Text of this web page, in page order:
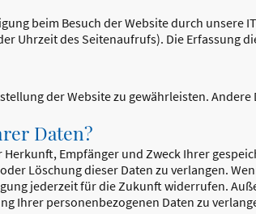
beim Besuch der Website durch unsere
Uhrzeit des Seitenaufrufs). Die Erfassung
der Website zu gewährleisten.
Daten?
Empfänger und Zweck Ihrer
Löschung dieser Daten zu verlangen.
jederzeit für die Zukunft widerrufen.
Ihrer personenbezogenen Daten zu